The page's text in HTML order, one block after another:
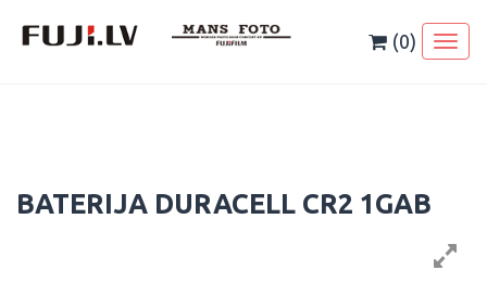
(0)
BATERIJA DURACELL CR2 1GAB